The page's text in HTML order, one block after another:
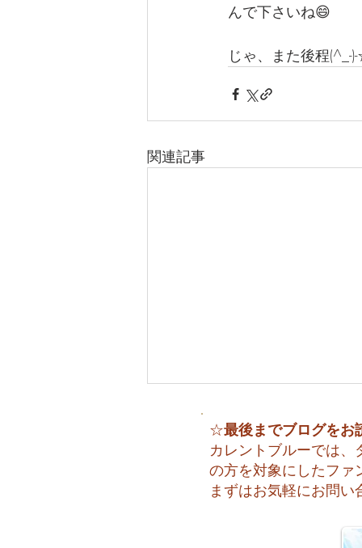
んで下さいね😄
じゃ、また後程(^_-
関連記事
☆最後までブログを
カレントブルーでは
の方を対象にしたファ
まずはお気軽にお問い